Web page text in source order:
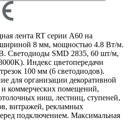
лента RT серии A60 на
8 мм, мощностью 4.8 Вт/м.
Светодиоды SMD 2835, 60 шт/м,
Индекс цветопередачи
100 мм (6 светодиодов).
для организации декоративной
коммерческих помещений,
ниш, лестниц, ступеней,
витражей, рекламных
подключением. Максимальная